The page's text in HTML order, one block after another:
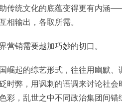
传统文化的底蕴变得更有内涵
输出，各取所需。
营销需要越加巧妙的切口。
崛起的综艺形式，往往用幽默
时弊，用讽刺的语调来讨论社
彩，乱世之中不同政治集团间